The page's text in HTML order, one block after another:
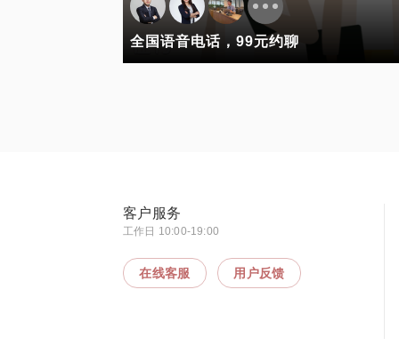
全国语音电话，99元约聊
客户服务
工作日 10:00-19:00
在线客服 用户反馈